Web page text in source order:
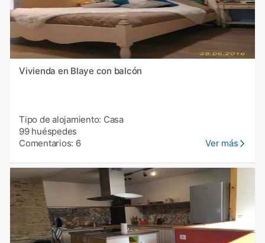
Vivienda en Blaye con balcón
Tipo de alojamiento: Casa
99 huéspedes
Comentarios: 6
Ver más